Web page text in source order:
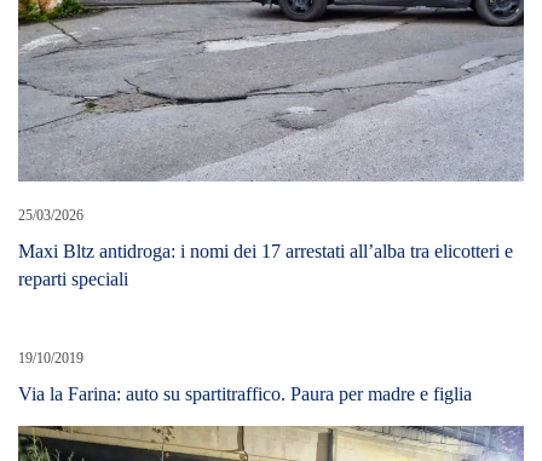
25/03/2026
Maxi Bltz antidroga: i nomi dei 17 arrestati all’alba tra elicotteri e
reparti speciali
19/10/2019
Via la Farina: auto su spartitraffico. Paura per madre e figlia